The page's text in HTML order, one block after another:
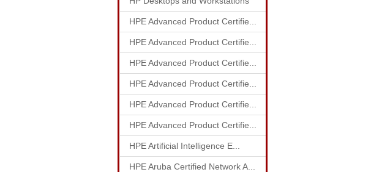
HPE Advanced Product Certifie...
HPE Advanced Product Certifie...
HPE Advanced Product Certifie...
HPE Advanced Product Certifie...
HPE Advanced Product Certifie...
HPE Advanced Product Certifie...
HPE Artificial Intelligence E...
HPE Aruba Certified Network A...